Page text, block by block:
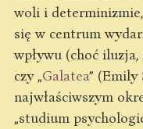
woli i
się w centrum
wpływu (choć
czy „Galatea” (Emily
najwłaściwszym
„studium